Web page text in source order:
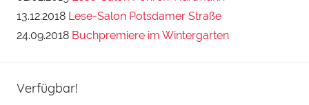
13.12.2018 Lese-Salon Potsdamer Straße
24.09.2018 Buchpremiere im Wintergarten
Verfügbar!